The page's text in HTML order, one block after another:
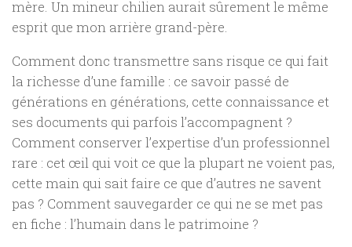
mère. Un mineur chilien aurait sûrement le même
esprit que mon arrière grand-père.
Comment donc transmettre sans risque ce qui fait
la richesse d’une famille : ce savoir passé de
générations en générations, cette connaissance et
ses documents qui parfois l’accompagnent ?
Comment conserver l’expertise d’un professionnel
rare : cet œil qui voit ce que la plupart ne voient pas,
cette main qui sait faire ce que d’autres ne savent
pas ? Comment sauvegarder ce qui ne se met pas
en fiche : l’humain dans le patrimoine ?